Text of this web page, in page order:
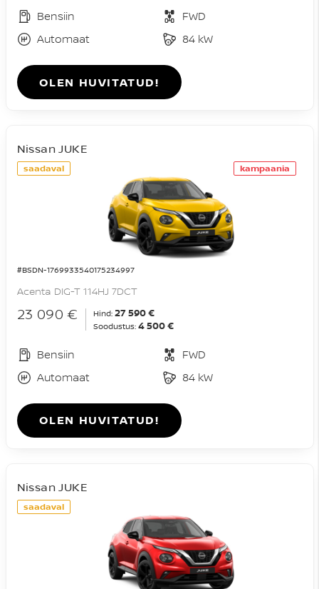
Bensiin
FWD
Automaat
84 kW
OLEN HUVITATUD!
saadaval kampaania
#BSDN-1769933540175234997
Nissan JUKE
Acenta DIG-T 114HJ 7DCT
23 090 € Hind: 27 590 €
Soodustus: 4 500 €
Bensiin
FWD
Automaat
84 kW
OLEN HUVITATUD!
saadaval
Nissan JUKE